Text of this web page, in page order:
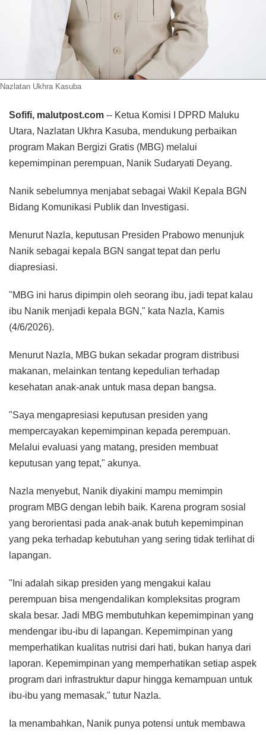
Nazlatan Ukhra Kasuba
Sofifi, malutpost.com -- Ketua Komisi I DPRD Maluku
Utara, Nazlatan Ukhra Kasuba, mendukung perbaikan
program Makan Bergizi Gratis (MBG) melalui
kepemimpinan perempuan, Nanik Sudaryati Deyang.
Nanik sebelumnya menjabat sebagai Wakil Kepala BGN
Bidang Komunikasi Publik dan Investigasi.
Menurut Nazla, keputusan Presiden Prabowo menunjuk
Nanik sebagai kepala BGN sangat tepat dan perlu
diapresiasi.
"MBG ini harus dipimpin oleh seorang ibu, jadi tepat kalau
ibu Nanik menjadi kepala BGN," kata Nazla, Kamis
(4/6/2026).
Menurut Nazla, MBG bukan sekadar program distribusi
makanan, melainkan tentang kepedulian terhadap
kesehatan anak-anak untuk masa depan bangsa.
"Saya mengapresiasi keputusan presiden yang
mempercayakan kepemimpinan kepada perempuan.
Melalui evaluasi yang matang, presiden membuat
keputusan yang tepat," akunya.
Nazla menyebut, Nanik diyakini mampu memimpin
program MBG dengan lebih baik. Karena program sosial
yang berorientasi pada anak-anak butuh kepemimpinan
yang peka terhadap kebutuhan yang sering tidak terlihat di
lapangan.
"Ini adalah sikap presiden yang mengakui kalau
perempuan bisa mengendalikan kompleksitas program
skala besar. Jadi MBG membutuhkan kepemimpinan yang
mendengar ibu-ibu di lapangan. Kepemimpinan yang
memperhatikan kualitas nutrisi dari hati, bukan hanya dari
laporan. Kepemimpinan yang memperhatikan setiap aspek
program dari infrastruktur dapur hingga kemampuan untuk
ibu-ibu yang memasak," tutur Nazla.
Ia menambahkan, Nanik punya potensi untuk membawa